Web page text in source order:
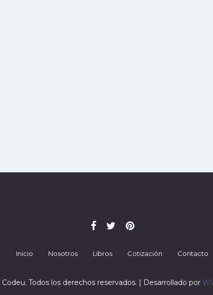
Inicio Nosotros Libros Cotización Contacto
Todos los derechos reservados. | Desarrollado por